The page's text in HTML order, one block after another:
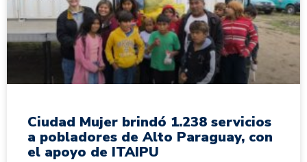
Ciudad Mujer brindó 1.238 servicios
a pobladores de Alto Paraguay, con
el apoyo de ITAIPU